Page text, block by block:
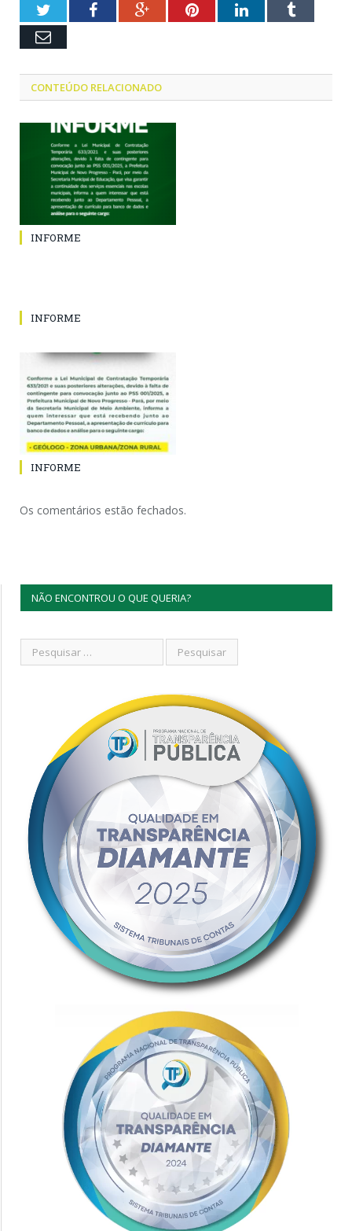
TwitterFacebookGoogle+PinterestLinkedInTumblr
Email
CONTEÚDO RELACIONADO
INFORME
INFORME
INFORME
Os comentários estão fechados.
NÃO ENCONTROU O QUE QUERIA?